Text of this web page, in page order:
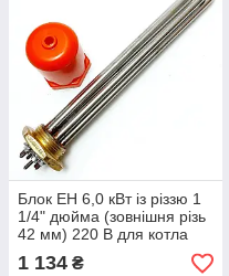
Блок ЕН 6,0 кВт із різзю 1
1/4" дюйма (зовнішня різь
42 мм) 220 В для котла
опалення (Туреччина)
1 134 ₴